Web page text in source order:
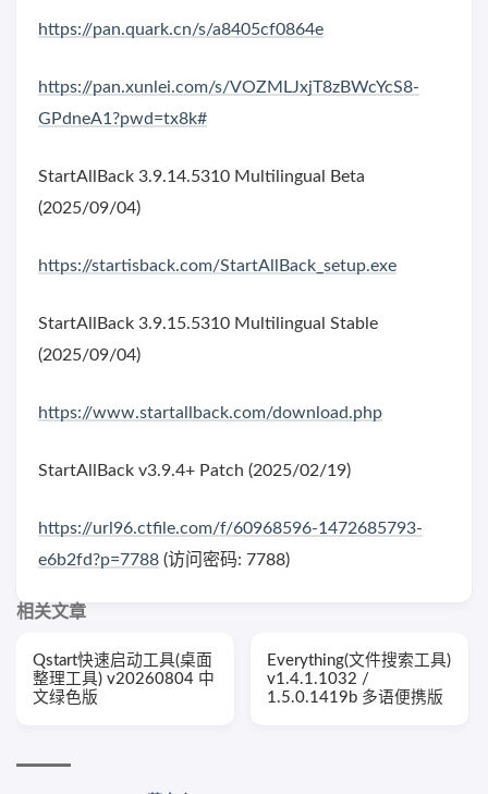
https://pan.quark.cn/s/a8405cf0864e
https://pan.xunlei.com/s/VOZMLJxjT8zBWcYcS8-
GPdneA1?pwd=tx8k#
StartAllBack 3.9.14.5310 Multilingual Beta
(2025/09/04)
https://startisback.com/StartAllBack_setup.exe
StartAllBack 3.9.15.5310 Multilingual Stable
(2025/09/04)
https://www.startallback.com/download.php
StartAllBack v3.9.4+ Patch (2025/02/19)
https://url96.ctfile.com/f/60968596-1472685793-
e6b2fd?p=7788 (访问密码: 7788)
相关文章
Qstart快速启动工具(桌面
整理工具) v20260804 中
文绿色版
Everything(文件搜索工具)
v1.4.1.1032 /
1.5.0.1419b 多语便携版